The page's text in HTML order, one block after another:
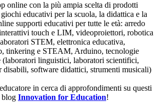
online con la più ampia scelta di prodotti
educativi per la scuola, la didattica e la
supporti educativi per tutte le età: arredo
touch e LIM, videoproiettori, robotica
STEM, elettronica educativa,
tinkering e STEAM, Arduino, tecnologie
linguistici, laboratori scientifici,
disabili, software didattici, strumenti musicali)
in cerca di approfondimenti su questi
blog Innovation for Education!